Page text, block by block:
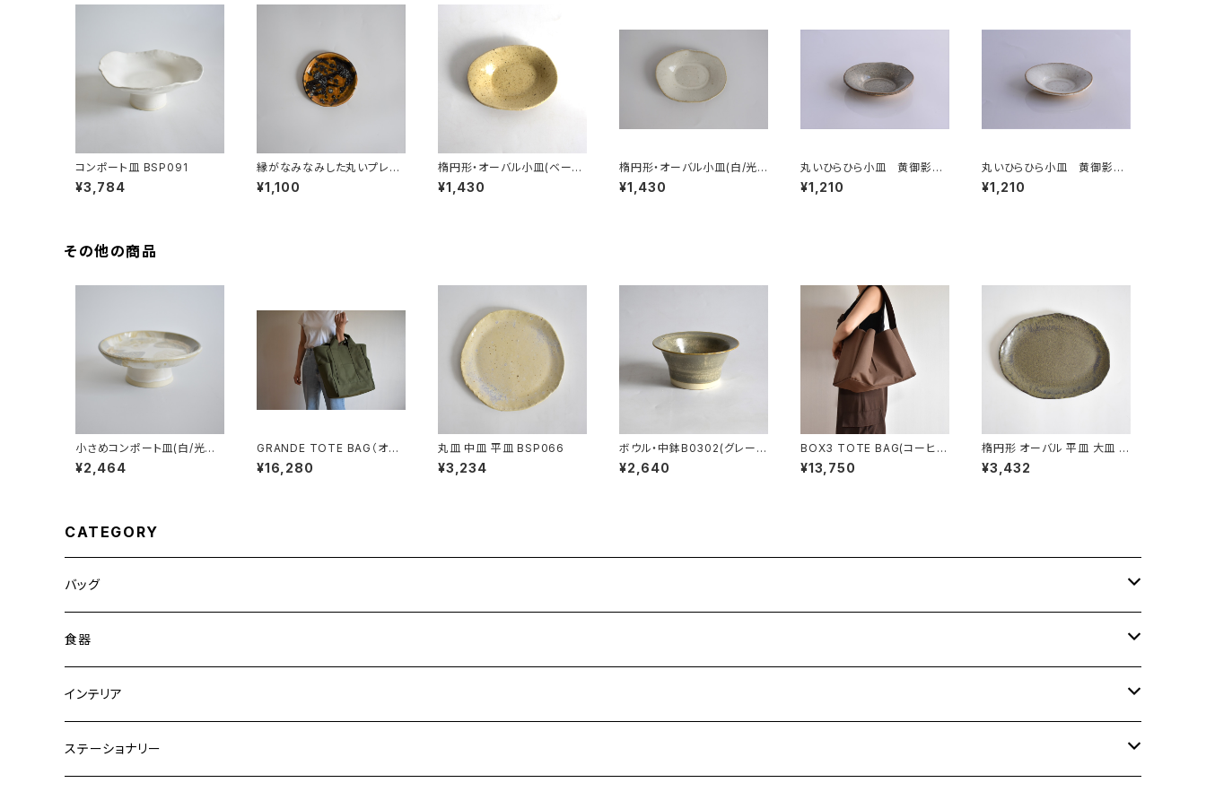
コンポート皿 BSP091
¥3,784
縁がなみなみした丸いプレー
ト小皿(茶/飴色/光沢/黒/点模
様/白御影土)
¥1,100
楕円形・オーバル小皿(ベージ
ュ/点模様/光沢/白御影土)
¥1,430
楕円形・オーバル小皿(白/光
沢/白御影土)
¥1,430
丸いひらひら小皿 黄御影土
×白鼠結晶釉
¥1,210
丸いひらひら小皿 黄御影土
×チタンマット釉
¥1,210
その他の商品
小さめコンポート皿(白/光沢/
グレー/ベージュ)
¥2,464
GRANDE TOTE BAG（オリ
ーブ/カーキ）
¥16,280
丸皿 中皿 平皿 BSP066
¥3,234
ボウル・中鉢B0302(グレー/
ベージュ)
¥2,640
BOX3 TOTE BAG(コーヒ
ー/ブラウン）
¥13,750
楕円形 オーバル 平皿 大皿 B
SP088
¥3,432
CATEGORY
バッグ
トートバッグ
ショルダーバッグ
ワンハンドルバッグ
食器
大皿
中皿
インテリア
花瓶・フラワーベース
ステーショナリー